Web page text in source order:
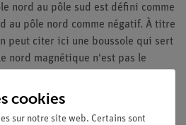
nord au pôle sud est défini comme
au pôle nord comme négatif. À titre
peut citer ici une boussole qui sert
nord magnétique n'est pas le
pas complètement statiques.
cookies
sur notre site web. Certains sont